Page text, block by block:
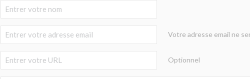
Votre adresse email ne
Optionnel